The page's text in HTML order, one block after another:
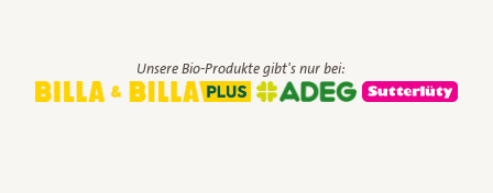
Unsere Bio-Produkte gibt's nur bei: